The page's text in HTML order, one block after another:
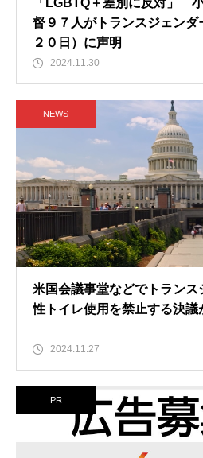
「LGBTQ＋差別に反対」
督９７人がトランスジェンダ
２０日）に声明
2024.11.30
NEWS
米国会議事堂などでトランス
性トイレ使用を禁止する決議
2024.11.27
PR